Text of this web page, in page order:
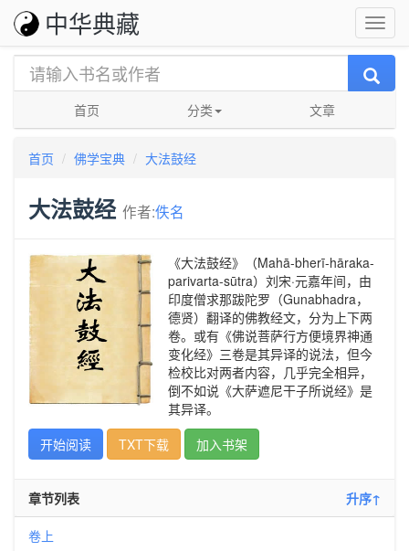
中华典藏
首页 分类 文章
首页 佛学宝典 大法鼓经
大法鼓经 作者:佚名
《大法鼓经》（Mahā-bherī-hāraka-
parivarta-sūtra）刘宋·元嘉年间，由
印度僧求那跋陀罗（Gunabhadra，
德贤）翻译的佛教经文，分为上下两
卷。或有《佛说菩萨行方便境界神通
变化经》三卷是其异译的说法，但今
检校比对两者内容，几乎完全相异，
倒不如说《大萨遮尼干子所说经》是
其异译。
开始阅读
TXT下载 加入书架
章节列表 升序↑
卷上